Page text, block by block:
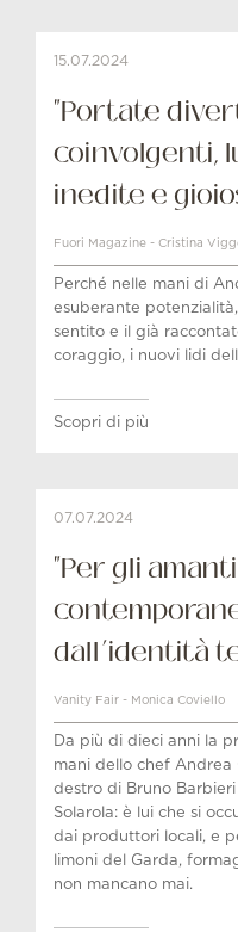
15.07.2024
"Portate
coinvolgenti,
inedite e
Fuori Magazine - Cristina
Perché nelle mani di
esuberante
sentito e il già
coraggio, i nuovi lidi
Scopri di più
07.07.2024
"Per gli
dall’identità
Vanity Fair - Monica Coviello
Da più di dieci anni la
mani dello chef Andrea
destro di Bruno
Solarola: è lui che si
dai produttori locali, e
limoni del Garda,
non mancano mai.